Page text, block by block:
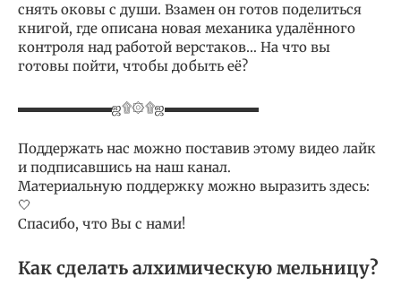
снять оковы с души. Взамен он готов поделиться
книгой, где описана новая механика удалённого
контроля над работой верстаков… На что вы
готовы пойти, чтобы добыть её?
▬▬▬▬▬▬▬ஜ۩۞۩ஜ▬▬▬▬▬▬▬
Поддержать нас можно поставив этому видео лайк
и подписавшись на наш канал.
Материальную поддержку можно выразить здесь:
🤍
Спасибо, что Вы с нами!
Как сделать алхимическую мельницу?